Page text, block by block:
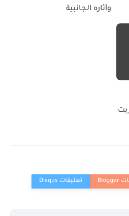
وآثاره الجانبية